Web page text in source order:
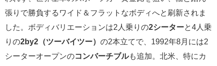
張りで勝負するワイド＆フラットなボディへと刷新されま
した。ボディバリエーションは2人乗りの2シーターと4人乗
りの2by2（ツーバイツー） の2本立てで、1992年8月には2
シーターオープンのコンバーチブルも追加。北米、特にカ